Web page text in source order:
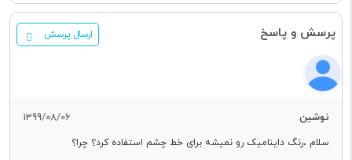
پرسش و پاسخ ارسال پرسش
نوشین 1399/08/06
سلام ،رنگ داینامیک رو نمیشه برای خط چشم استفاده کرد؟ چرا؟